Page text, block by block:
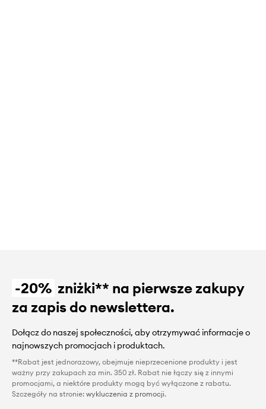
-20% zniżki** na pierwsze zakupy
za zapis do newslettera.
Dołącz do naszej społeczności, aby otrzymywać informacje o
najnowszych promocjach i produktach.
**Rabat jest jednorazowy, obejmuje nieprzecenione produkty i jest
ważny przy zakupach za min. 350 zł. Rabat nie łączy się z innymi
promocjami, a niektóre produkty mogą być wyłączone z rabatu.
Szczegóły na stronie: wykluczenia z promocji.